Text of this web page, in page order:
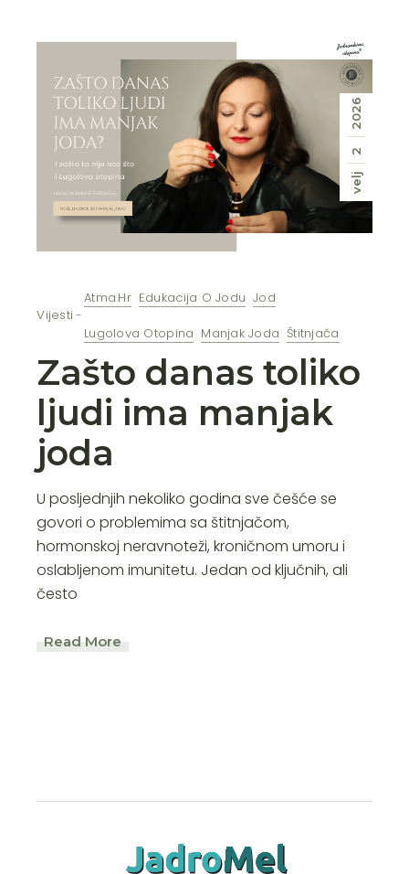
velj
2
2026
Vijesti
Atma.hr Edukacija O Jodu Jod
Lugolova Otopina Manjak Joda Štitnjača
Zašto danas toliko
ljudi ima manjak
joda
U posljednjih nekoliko godina sve češće se
govori o problemima sa štitnjačom,
hormonskoj neravnoteži, kroničnom umoru i
oslabljenom imunitetu. Jedan od ključnih, ali
često
Read More